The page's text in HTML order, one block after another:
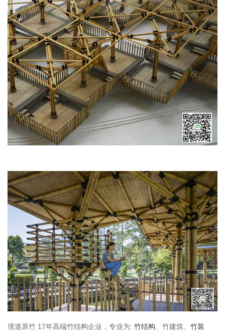
境道原竹 17年高端竹结构企业，专业为: 竹结构 、竹建筑、 竹装